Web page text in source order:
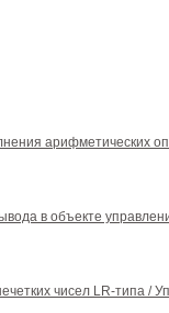
арифметических
вывода в объекте
чисел LR-